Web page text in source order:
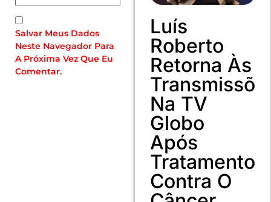
Salvar Meus Dados
Neste Navegador Para
A Próxima Vez Que Eu
Comentar.
Luís
Roberto
Retorna Às
Na TV
Globo
Após
Tratamento
Contra O